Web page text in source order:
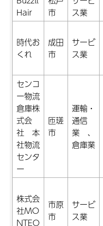
Hair
市
ス業
時代お
くれ
成田
市
サービ
ス業
センコ
ー物流
倉庫株
式会
社 本
社物流
センタ
ー
匝瑳
市
運輸・
通信
業 、
倉庫業
株式会
社MO
NTEO
市原
市
サービ
ス業